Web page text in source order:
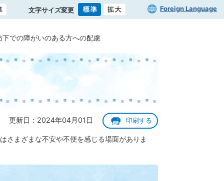
文字サイズ変更 Foreign Language
下での障がいのある方への配慮
更新日：2024年04月01日 印刷する
さまざまな不安や不便を感じる場面がありま